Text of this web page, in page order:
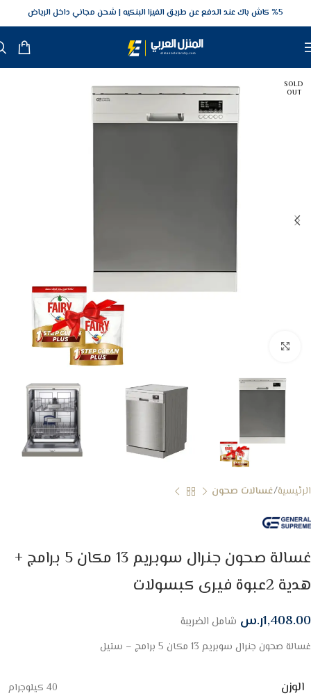
5‎% كاش باك عند الدفع عن طريق الفيزا البنكيه شحن مجاني داخل الرياض
SOLD
OUT
الرئيسية غسالات صحون
غسالة صحون جنرال سوبريم 13 مكان 5 برامج +
هدية 2عبوة فيرى كبسولات
1,408.00ر.س شامل الضريبة
غسالة صحون جنرال سوبريم 13 مكان 5 برامج – ستيل
الوزن 40 كيلوجرام